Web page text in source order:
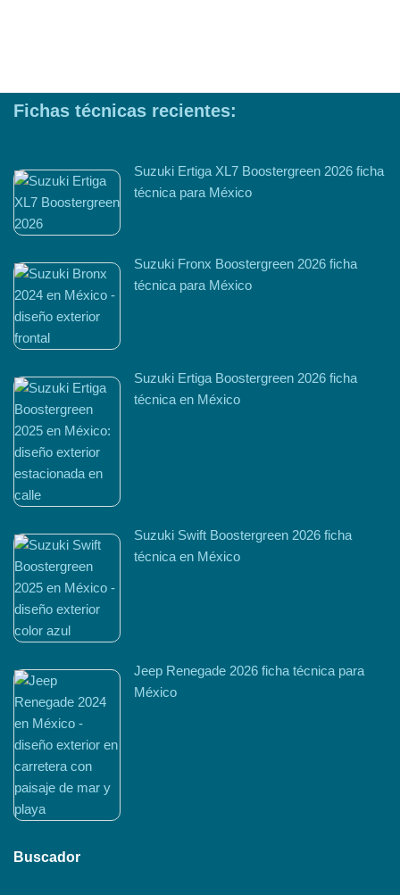
Fichas técnicas recientes:
Suzuki Ertiga XL7 Boostergreen 2026 ficha
técnica para México
Suzuki Fronx Boostergreen 2026 ficha
técnica para México
Suzuki Ertiga Boostergreen 2026 ficha
técnica en México
Suzuki Swift Boostergreen 2026 ficha
técnica en México
Jeep Renegade 2026 ficha técnica para
México
Buscador